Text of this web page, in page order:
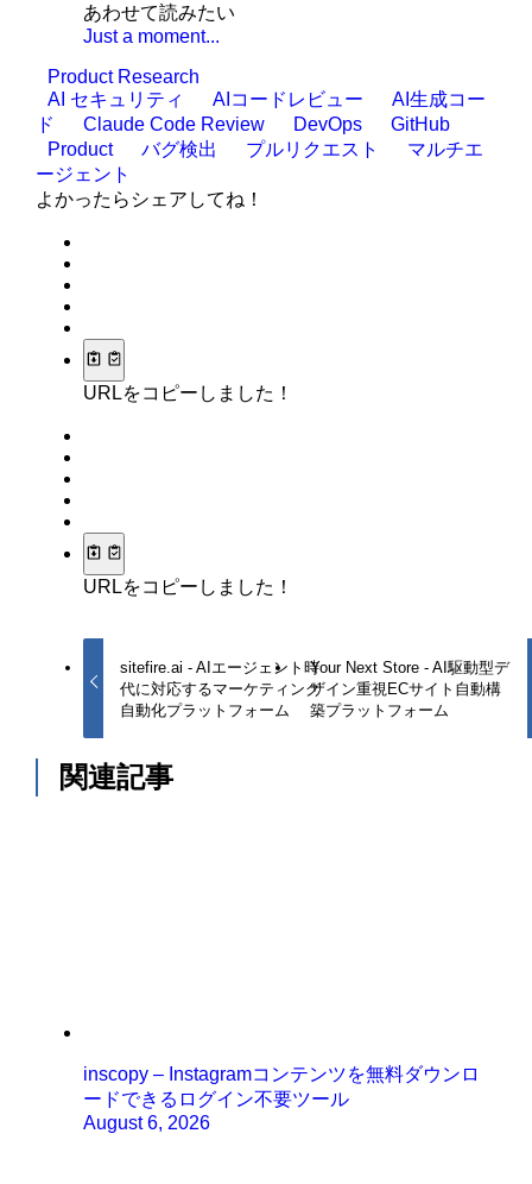
あわせて読みたい
Just a moment...
Product Research
AI セキュリティ
AIコードレビュー
AI生成コー
ド
Claude Code Review DevOps
GitHub
Product
バグ検出 プルリクエスト
マルチエ
ージェント
よかったらシェアしてね！
URLをコピーしました！
URLをコピーしました！
sitefire.ai - AIエージェント時
代に対応するマーケティング
自動化プラットフォーム
Your Next Store - AI駆動型デ
ザイン重視ECサイト自動構
築プラットフォーム
関連記事
inscopy – Instagramコンテンツを無料ダウンロ
ードできるログイン不要ツール
August 6, 2026